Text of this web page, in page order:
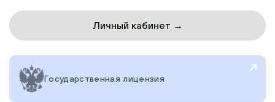
Личный кабинет →
Государственная лицензия